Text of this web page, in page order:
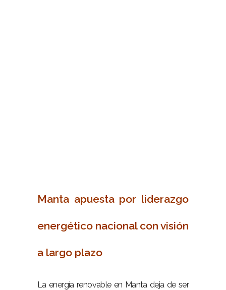
Manta apuesta por liderazgo
energético nacional con visión
a largo plazo
La energía renovable en Manta deja de ser